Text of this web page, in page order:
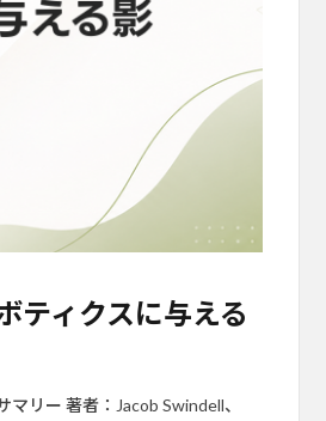
ティクスに与える
リー 著者：Jacob Swindell、